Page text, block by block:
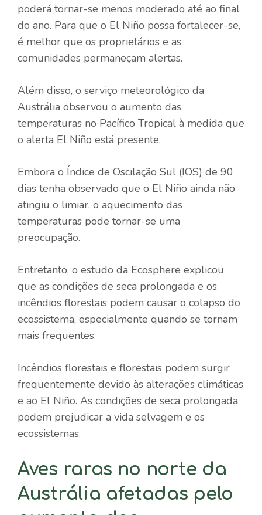
poderá tornar-se menos moderado até ao final
do ano. Para que o El Niño possa fortalecer-se,
é melhor que os proprietários e as
comunidades permaneçam alertas.
Além disso, o serviço meteorológico da
Austrália observou o aumento das
temperaturas no Pacífico Tropical à medida que
o alerta El Niño está presente.
Embora o Índice de Oscilação Sul (IOS) de 90
dias tenha observado que o El Niño ainda não
atingiu o limiar, o aquecimento das
temperaturas pode tornar-se uma
preocupação.
Entretanto, o estudo da Ecosphere explicou
que as condições de seca prolongada e os
incêndios florestais podem causar o colapso do
ecossistema, especialmente quando se tornam
mais frequentes.
Incêndios florestais e florestais podem surgir
frequentemente devido às alterações climáticas
e ao El Niño. As condições de seca prolongada
podem prejudicar a vida selvagem e os
ecossistemas.
Aves raras no norte da
Austrália afetadas pelo